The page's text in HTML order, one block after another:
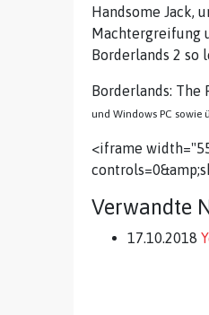
Handsome Jack,
Machtergreifung
Borderlands 2 so
Borderlands: The
und Windows PC sowie
<iframe
Verwandte
17.10.2018